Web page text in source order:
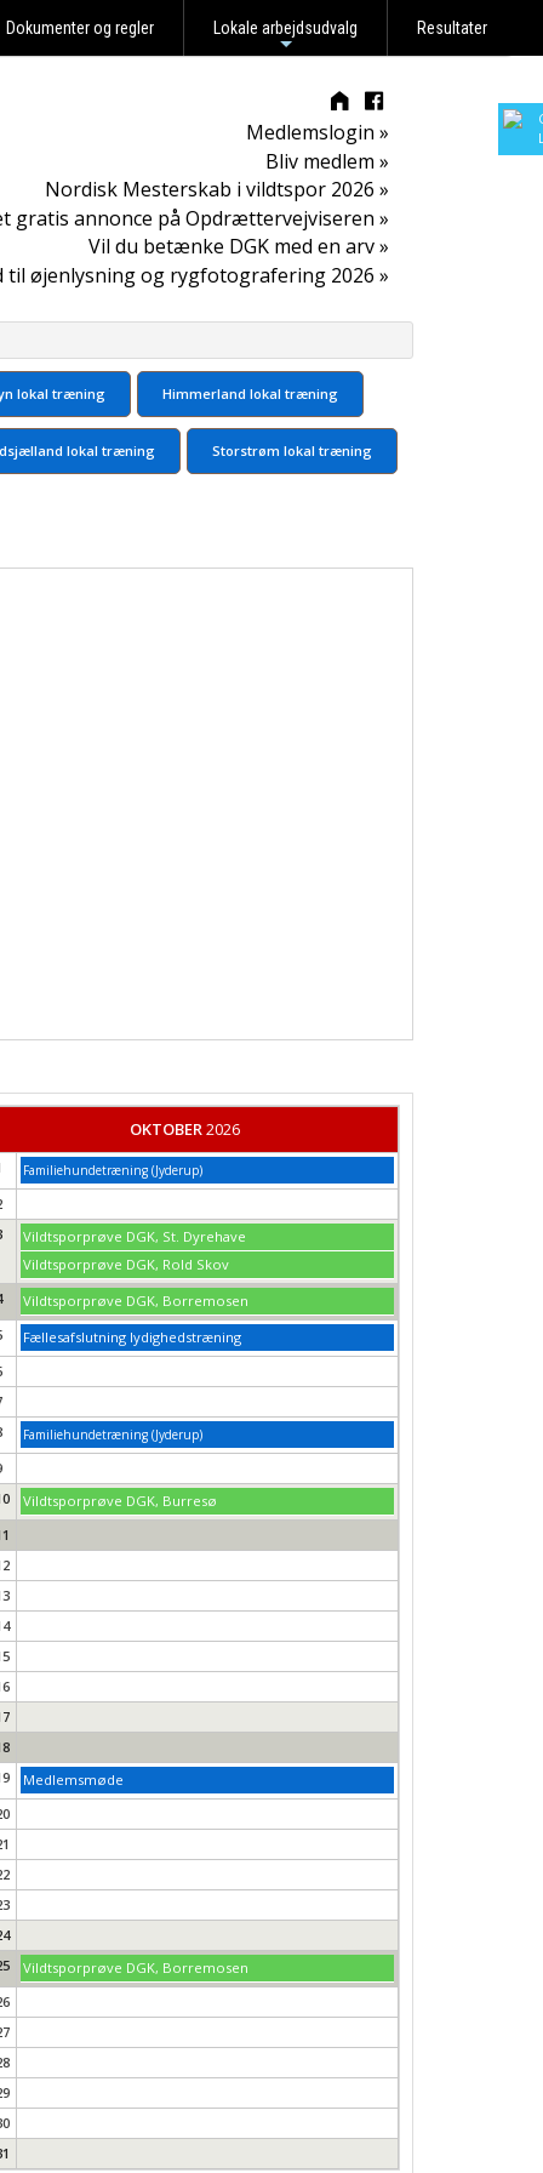
Dokumenter og regler Lokale arbejdsudvalg Resultater
Medlemslogin »
Bliv medlem »
Nordisk Mesterskab i vildtspor 2026 »
gratis annonce på Opdrættervejviseren »
Vil du betænke DGK med en arv »
til øjenlysning og rygfotografering 2026 »
lokal træning Himmerland lokal træning
lokal træning Storstrøm lokal træning
OKTOBER2026
Familiehundetræning (Jyderup)
Vildtsporprøve DGK, St. Dyrehave
Vildtsporprøve DGK, Rold Skov
Vildtsporprøve DGK, Borremosen
Fællesafslutning lydighedstræning
Familiehundetræning (Jyderup)
Vildtsporprøve DGK, Burresø
Medlemsmøde
Vildtsporprøve DGK, Borremosen